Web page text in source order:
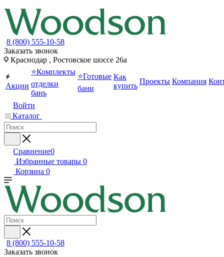
8 (800) 555-10-58
Заказать звонок
Краснодар , Ростовское шоссе 26а
Акции
⭐Комплекты
отделки
бань
⭐Готовые
бани
Как
купить
Проекты Компания
Войти
Каталог
Сравнение0
Избранные товары 0
Корзина 0
8 (800) 555-10-58
Заказать звонок